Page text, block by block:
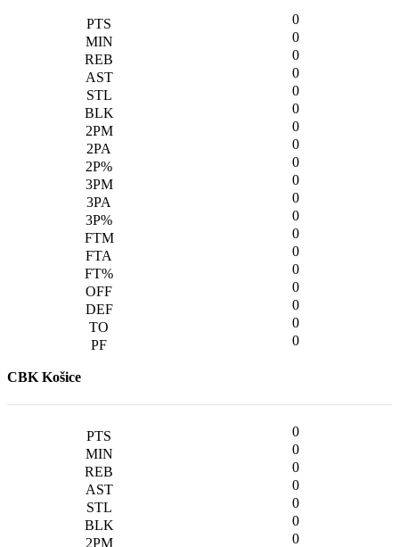
0
0
0
0
0
0
0
0
0
0
0
0
0
0
0
0
0
0
0
CBK Košice
0
0
0
0
0
0
0